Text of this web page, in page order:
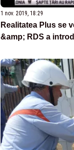
1 nov. 2019, 18:29
Realitatea Plus se
&amp; RDS a